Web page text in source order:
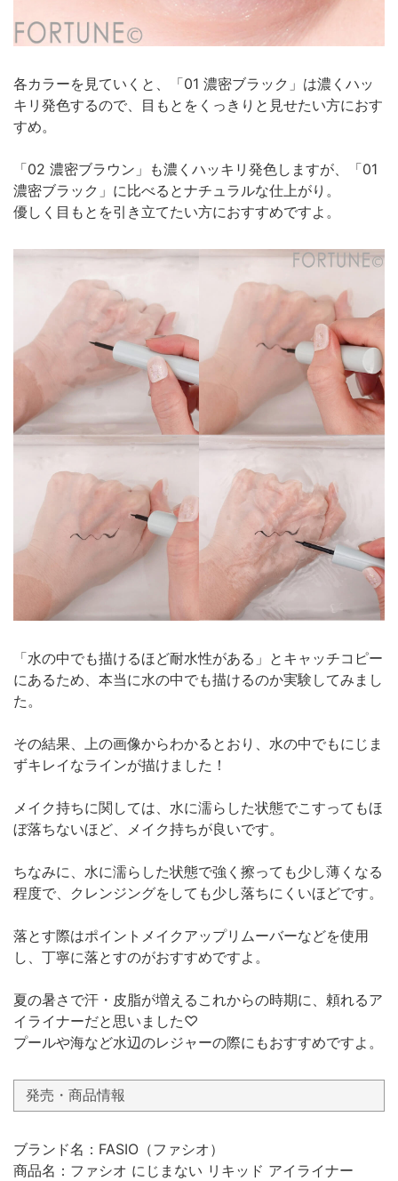
各カラーを見ていくと、「01 濃密ブラック」は濃くハッ
キリ発色するので、目もとをくっきりと見せたい方におす
すめ。
「02 濃密ブラウン」も濃くハッキリ発色しますが、「01
濃密ブラック」に比べるとナチュラルな仕上がり。
優しく目もとを引き立てたい方におすすめですよ。
「水の中でも描けるほど耐水性がある」とキャッチコピー
にあるため、本当に水の中でも描けるのか実験してみまし
た。
その結果、上の画像からわかるとおり、水の中でもにじま
ずキレイなラインが描けました！
メイク持ちに関しては、水に濡らした状態でこすってもほ
ぼ落ちないほど、メイク持ちが良いです。
ちなみに、水に濡らした状態で強く擦っても少し薄くなる
程度で、クレンジングをしても少し落ちにくいほどです。
落とす際はポイントメイクアップリムーバーなどを使用
し、丁寧に落とすのがおすすめですよ。
夏の暑さで汗・皮脂が増えるこれからの時期に、頼れるア
イライナーだと思いました♡
プールや海など水辺のレジャーの際にもおすすめですよ。
発売・商品情報
ブランド名：FASIO（ファシオ）
商品名：ファシオ にじまない リキッド アイライナー